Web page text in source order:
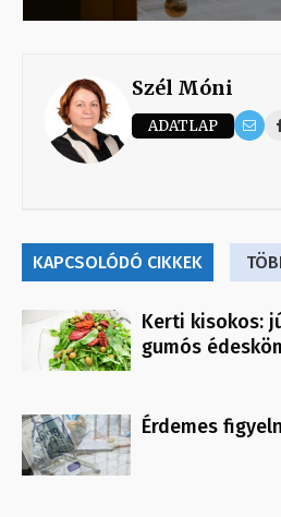
Szél Móni
ADATLAP
KAPCSOLÓDÓ CIKKEK
Kerti kisokos:
gumós
Érdemes